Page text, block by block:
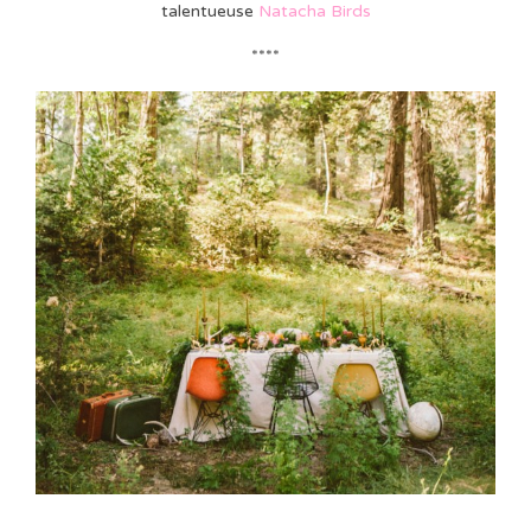
talentueuse Natacha Birds
****